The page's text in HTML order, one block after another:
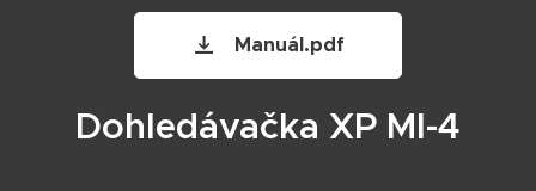
Manuál.pdf
Dohledávačka XP MI-4